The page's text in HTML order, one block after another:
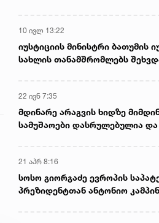
10 ივლ 13:22
იუსტიციის მინისტრი ბათუმის
სახლის თანამშრომლებს
22 ივნ 7:35
მდინარე არაგვის ხიდზე
სამუშაოები დასრულებულია
21 აპრ 8:16
სოსო გიორგაძე ევროპის
პრეზიდენტთან ანტონიო